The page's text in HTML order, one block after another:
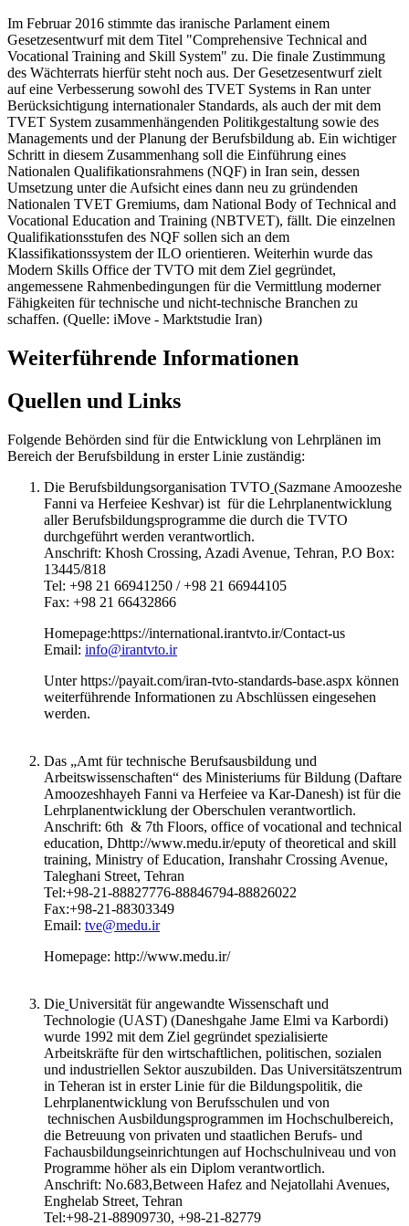
Im Februar 2016 stimmte das iranische Parlament einem
Gesetzesentwurf mit dem Titel "Comprehensive Technical and
Vocational Training and Skill System" zu. Die finale Zustimmung
des Wächterrats hierfür steht noch aus. Der Gesetzesentwurf zielt
auf eine Verbesserung sowohl des TVET Systems in Ran unter
Berücksichtigung internationaler Standards, als auch der mit dem
TVET System zusammenhängenden Politikgestaltung sowie des
Managements und der Planung der Berufsbildung ab. Ein wichtiger
Schritt in diesem Zusammenhang soll die Einführung eines
Nationalen Qualifikationsrahmens (NQF) in Iran sein, dessen
Umsetzung unter die Aufsicht eines dann neu zu gründenden
Nationalen TVET Gremiums, dam National Body of Technical and
Vocational Education and Training (NBTVET), fällt. Die einzelnen
Qualifikationsstufen des NQF sollen sich an dem
Klassifikationssystem der ILO orientieren. Weiterhin wurde das
Modern Skills Office der TVTO mit dem Ziel gegründet,
angemessene Rahmenbedingungen für die Vermittlung moderner
Fähigkeiten für technische und nicht-technische Branchen zu
schaffen. (Quelle: iMove - Marktstudie Iran)
Weiterführende Informationen
Quellen und Links
Folgende Behörden sind für die Entwicklung von Lehrplänen im
Bereich der Berufsbildung in erster Linie zuständig:
Die Berufsbildungsorganisation TVTO (Sazmane Amoozeshe
Fanni va Herfeiee Keshvar) ist für die Lehrplanentwicklung
aller Berufsbildungsprogramme die durch die TVTO
durchgeführt werden verantwortlich.
Anschrift: Khosh Crossing, Azadi Avenue, Tehran, P.O Box:
13445/818
Tel: +98 21 66941250 / +98 21 66944105
Fax: +98 21 66432866
Homepage:https://international.irantvto.ir/Contact-us
Email: info@irantvto.ir
Unter https://payait.com/iran-tvto-standards-base.aspx können
weiterführende Informationen zu Abschlüssen eingesehen
werden.
Das „Amt für technische Berufsausbildung und
Arbeitswissenschaften“ des Ministeriums für Bildung (Daftare
Amoozeshhayeh Fanni va Herfeiee va Kar-Danesh) ist für die
Lehrplanentwicklung der Oberschulen verantwortlich.
Anschrift: 6th & 7th Floors, office of vocational and technical
education, Dhttp://www.medu.ir/eputy of theoretical and skill
training, Ministry of Education, Iranshahr Crossing Avenue,
Taleghani Street, Tehran
Tel:+98-21-88827776-88846794-88826022
Fax:+98-21-88303349
Email: tve@medu.ir
Homepage: http://www.medu.ir/
Die Universität für angewandte Wissenschaft und
Technologie (UAST) (Daneshgahe Jame Elmi va Karbordi)
wurde 1992 mit dem Ziel gegründet spezialisierte
Arbeitskräfte für den wirtschaftlichen, politischen, sozialen
und industriellen Sektor auszubilden. Das Universitätszentrum
in Teheran ist in erster Linie für die Bildungspolitik, die
Lehrplanentwicklung von Berufsschulen und von
technischen Ausbildungsprogrammen im Hochschulbereich,
die Betreuung von privaten und staatlichen Berufs- und
Fachausbildungseinrichtungen auf Hochschulniveau und von
Programme höher als ein Diplom verantwortlich.
Anschrift: No.683,Between Hafez and Nejatollahi Avenues,
Enghelab Street, Tehran
Tel:+98-21-88909730, +98-21-82779